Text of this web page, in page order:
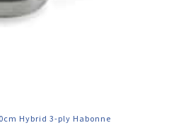
Hybrid 3-ply Habonne